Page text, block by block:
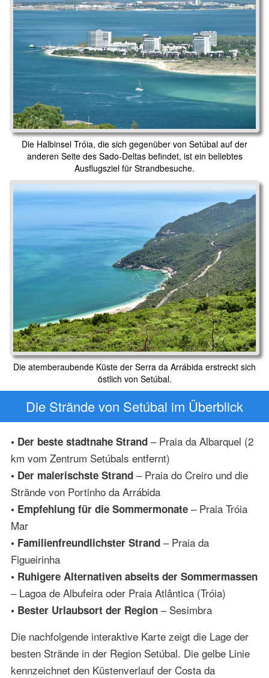
Die Halbinsel Tróia, die sich gegenüber von Setúbal auf der
anderen Seite des Sado-Deltas befindet, ist ein beliebtes
Ausflugsziel für Strandbesuche.
Die atemberaubende Küste der Serra da Arrábida erstreckt sich
östlich von Setúbal.
Die Strände von Setúbal im Überblick
• Der beste stadtnahe Strand– Praia da Albarquel (2
km vom Zentrum Setúbals entfernt)
• Der malerischste Strand– Praia do Creiro und die
Strände von Portinho da Arrábida
• Empfehlung für die Sommermonate– Praia Tróia
Mar
• Familienfreundlichster Strand– Praia da
Figueirinha
• Ruhigere Alternativen abseits der Sommermassen
– Lagoa de Albufeira oder Praia Atlântica (Tróia)
• Bester Urlaubsort der Region– Sesimbra
Die nachfolgende interaktive Karte zeigt die Lage der
besten Strände in der Region Setúbal. Die gelbe Linie
kennzeichnet den Küstenverlauf der Costa da